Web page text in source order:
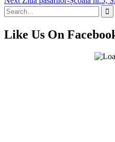
în
articole
post:
Search
for:
Like Us On